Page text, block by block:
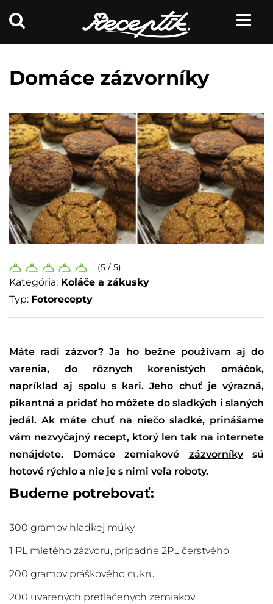
Domáce zázvorníky
(5 / 5)
Kategória: Koláče a zákusky
Typ: Fotorecepty
Máte radi zázvor? Ja ho bežne používam aj do
varenia, do rôznych korenistých omáčok,
napríklad aj spolu s kari. Jeho chuť je výrazná,
pikantná a pridať ho môžete do sladkých i slaných
jedál. Ak máte chuť na niečo sladké, prinášame
vám nezvyčajný recept, ktorý len tak na internete
nenájdete. Domáce zemiakové zázvorníkysú
hotové rýchlo a nie je s nimi veľa roboty.
Budeme potrebovať:
300 gramov hladkej múky
1 PL mletého zázvoru, prípadne 2PL čerstvého
200 gramov práškového cukru
200 uvarených pretlačených zemiakov